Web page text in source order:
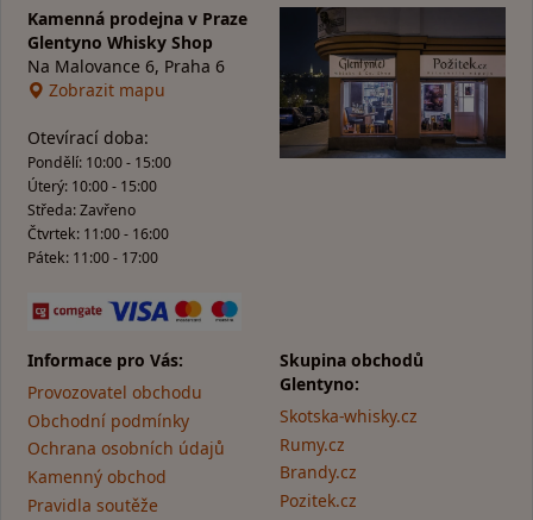
Informace pro Vás:
Provozovatel obchodu
Obchodní podmínky
Ochrana osobních údajů
Kamenný obchod
Pravidla soutěže
Skupina obchodů
Glentyno:
Skotska-whisky.cz
Rumy.cz
Brandy.cz
Pozitek.cz
Kamenná prodejna v Praze
Glentyno Whisky Shop
Na Malovance 6, Praha 6
Zobrazit mapu
Otevírací doba:
Pondělí: 10:00 - 15:00
Úterý: 10:00 - 15:00
Středa: Zavřeno
Čtvrtek: 11:00 - 16:00
Pátek: 11:00 - 17:00